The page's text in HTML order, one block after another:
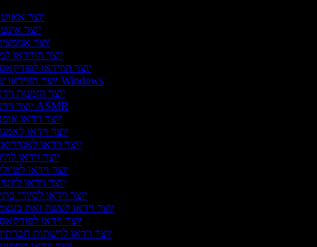
יוצר
יוצר
יוצר
יוצר הווידאו
יוצר הווידאו
יוצר הווידאו של Windows
יוצר הזמנות
יוצר וידאו ASMR
יוצר וידאו
יוצר וידאו
יוצר וידאו
יוצר וידאו
יוצר וידאו
יוצר וידאו
יוצר וידאו לסיורי
יוצר וידאו לעשה זאת
יוצר וידאו
יוצר וידאו לרשתות